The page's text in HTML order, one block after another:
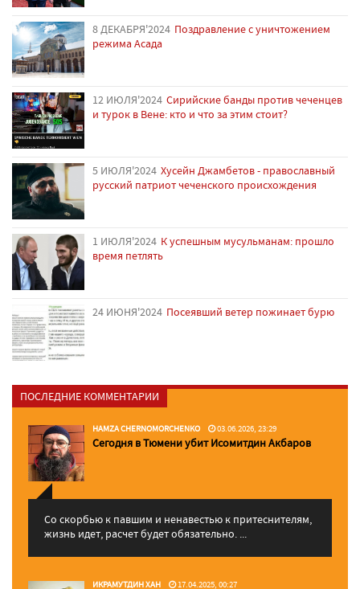
8 ДЕКАБРЯ'2024 Поздравление с уничтожением
режима Асада
12 ИЮЛЯ'2024 Сирийские банды против чеченцев
и турок в Вене: кто и что за этим стоит?
5 ИЮЛЯ'2024 Хусейн Джамбетов - православный
русский патриот чеченского происхождения
1 ИЮЛЯ'2024 К успешным мусульманам: прошло
время петлять
24 ИЮНЯ'2024 Посеявший ветер пожинает бурю
ПОСЛЕДНИЕ КОММЕНТАРИИ
HAMZA CHERNOMORCHENKO 03.06.2026, 23:29
Сегодня в Тюмени убит Исомитдин Акбаров
Со скорбью к павшим и ненавестью к притеснителям,
жизнь идет, расчет будет обязательно. ...
ИКРАМУТДИН ХАН 17.04.2025, 00:27